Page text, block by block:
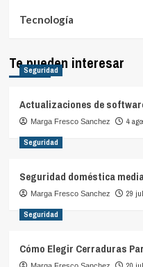
Tecnología
Te pueden interesar
Seguridad
Actualizaciones de
Marga Fresco Sanchez 4
Seguridad
Seguridad doméstica
Marga Fresco Sanchez 29
Seguridad
Cómo Elegir Cerraduras